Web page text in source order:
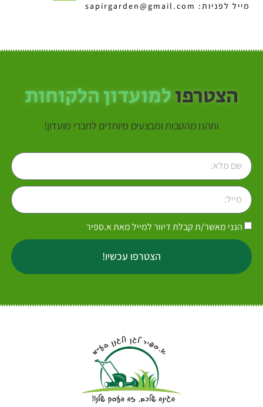
מייל לפניות: sapirgarden@gmail.com
הצטרפולמועדון הלקוחות
ותהנו מהטבות ומבצעים מיוחדים לחברי מועדון!
הנני מאשר/ת קבלת דיוור למייל מאת א.ספיר
הצטרפו עכשיו!